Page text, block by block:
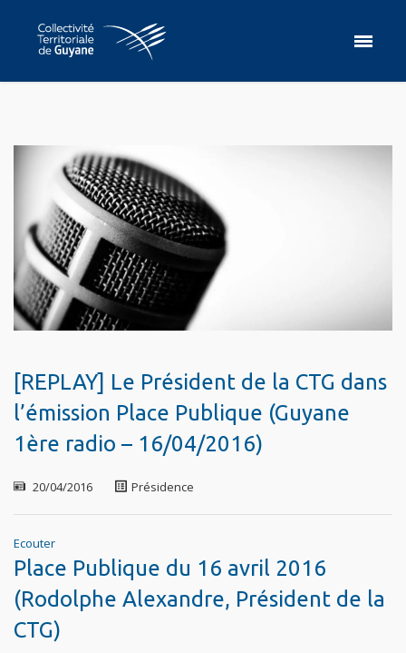
[REPLAY] Le Président de la CTG dans
l’émission Place Publique (Guyane
1ère radio – 16/04/2016)
20/04/2016 Présidence
Ecouter
Place Publique du 16 avril 2016
(Rodolphe Alexandre, Président de la
CTG)